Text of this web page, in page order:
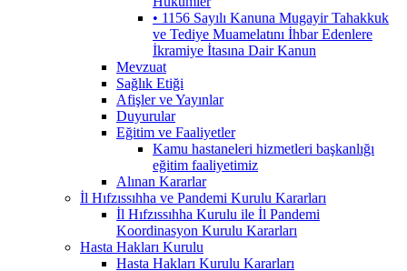
• 1156 Sayılı Kanuna Mugayir Tahakkuk
ve Tediye Muamelatını İhbar Edenlere
İkramiye İtasına Dair Kanun
Mevzuat
Sağlık Etiği
Afişler ve Yayınlar
Duyurular
Eğitim ve Faaliyetler
Kamu hastaneleri hizmetleri başkanlığı
eğitim faaliyetimiz
Alınan Kararlar
İl Hıfzıssıhha ve Pandemi Kurulu Kararları
İl Hıfzıssıhha Kurulu ile İl Pandemi
Koordinasyon Kurulu Kararları
Hasta Hakları Kurulu
Hasta Hakları Kurulu Kararları